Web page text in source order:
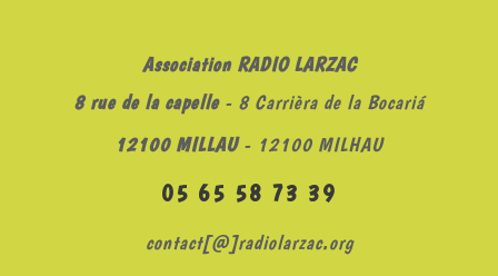
Association RADIO LARZAC
8 rue de la capelle- 8 Carrièra de la Bocariá
12100 MILLAU- 12100 MILHAU
05 65 58 73 39
contact[@]radiolarzac.org